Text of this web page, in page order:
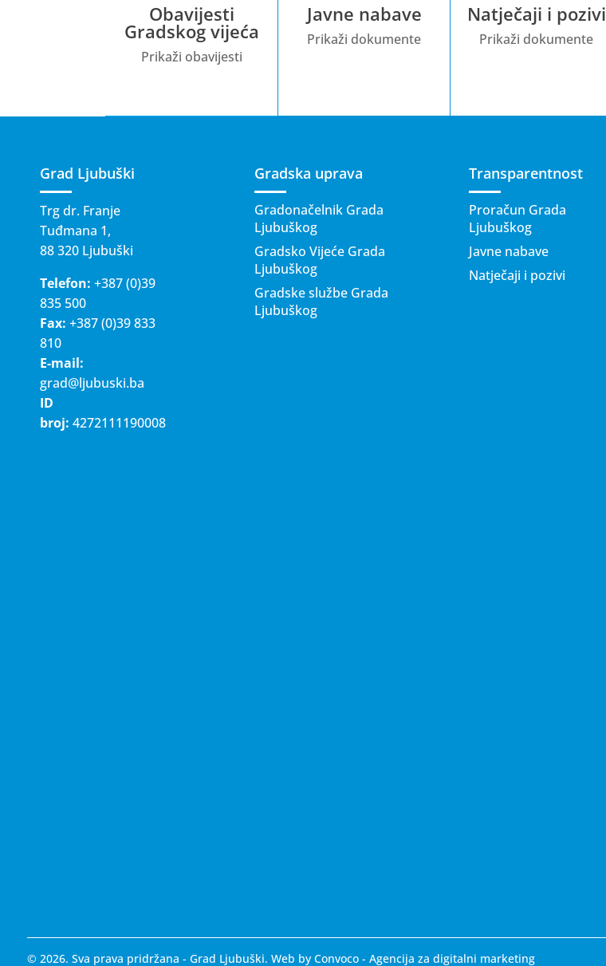
Obavijesti
Gradskog vijeća
Prikaži obavijesti
Javne nabave
Prikaži dokumente
Natječaji i pozivi
Prikaži dokumente
Grad Ljubuški
Trg dr. Franje
Tuđmana 1,
88 320 Ljubuški
Telefon: +387 (0)39
835 500
Fax: +387 (0)39 833
810
E-mail:
grad@ljubuski.ba
ID
broj: 4272111190008
Gradska uprava
Gradonačelnik Grada
Ljubuškog
Gradsko Vijeće Grada
Ljubuškog
Gradske službe Grada
Ljubuškog
Transparentnost
Proračun Grada
Ljubuškog
Javne nabave
Natječaji i pozivi
© 2026. Sva prava pridržana - Grad Ljubuški. Web by Convoco- Agencija za digitalni marketing